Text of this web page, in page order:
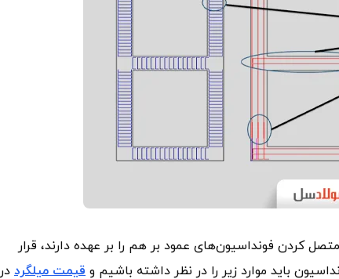
کردن فونداسیون‌های عمود بر هم را بر عهده دارند، قرار
باید موارد زیر را در نظر داشته باشیم و قیمت میلگرد در